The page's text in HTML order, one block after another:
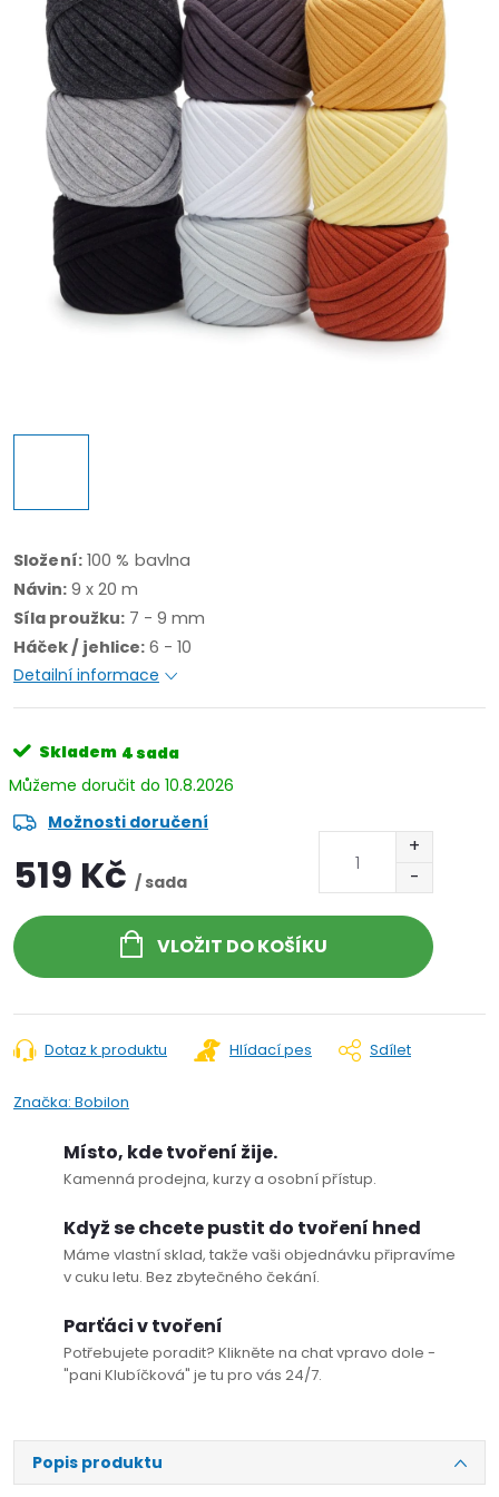
Složení:100 % bavlna
Návin: 9 x 20 m
Síla proužku: 7 - 9 mm
Háček / jehlice: 6 - 10
Detailní informace
Skladem 4 sada
10.8.2026
Možnosti doručení
519 Kč / sada
VLOŽIT DO KOŠÍKU
Dotaz k produktu Hlídací pes Sdílet
Značka: Bobilon
Místo, kde tvoření žije.
Kamenná prodejna, kurzy a osobní přístup.
Když se chcete pustit do tvoření hned
Máme vlastní sklad, takže vaši objednávku připravíme
v cuku letu. Bez zbytečného čekání.
Parťáci v tvoření
Potřebujete poradit? Klikněte na chat vpravo dole -
"pani Klubíčková" je tu pro vás 24/7.
Popis produktu